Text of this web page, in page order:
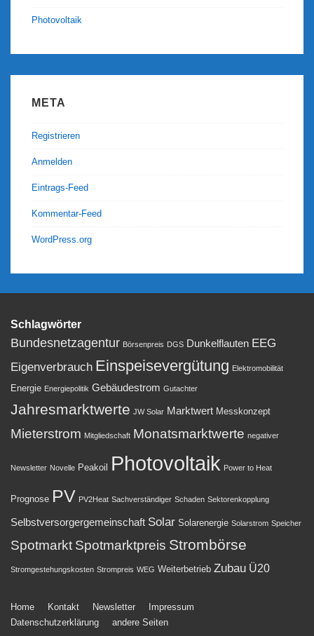
Photovoltaik
META
Registrieren
Anmelden
Eintrags-Feed
Kommentar-Feed
WordPress.org
Schlagwörter
Bundesnetzagentur Börsenpreis DGS Dunkelflauten EEG
Eigenverbrauch Einspeisevergütung Elektromobilität
Energie Energiepolitik Gebäudestrom Gutachter
Jahresmarktwerte JW Solar Marktwert Messkonzept
Mieterstrom Mitgliedschaft Monatsmarktwerte negativer
Newsletter Novelle Peakoil Photovoltaik Power to Heat
Prognose PV PV2Heat Sachverständiger Schaden Sektorenkopplung
Selbstversorgergemeinschaft Solar Solarenergie Solarstrom Speicher
Spotmarkt Spotmarktpreis Strombörse
Stromgestehungskosten Strompreis WEG Weiterbetrieb Zubau Ü20
Footer-
Menü
Home Kontakt Newsletter
Impressum
Datenschutzerklärung
andere Seiten